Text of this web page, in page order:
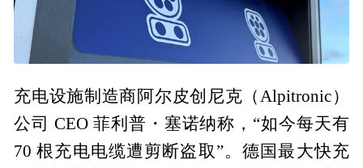
充电设施制造商阿尔皮创尼克（Alpitronic）
公司 CEO 菲利普・塞诺纳称，“如今每天有
70 根充电电缆遭剪断盗取”。德国最大快充